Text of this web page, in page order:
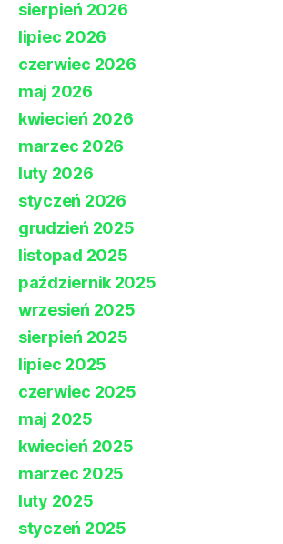
sierpień 2026
lipiec 2026
czerwiec 2026
maj 2026
kwiecień 2026
marzec 2026
luty 2026
styczeń 2026
grudzień 2025
listopad 2025
październik 2025
wrzesień 2025
sierpień 2025
lipiec 2025
czerwiec 2025
maj 2025
kwiecień 2025
marzec 2025
luty 2025
styczeń 2025